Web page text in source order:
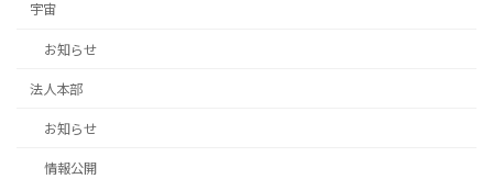
宇宙
お知らせ
法人本部
お知らせ
情報公開